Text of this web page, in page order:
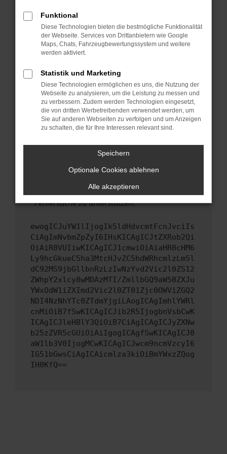
Fenster?
Starte dein Gerät neu.
Das kann manchmal helfen, vorübergehende
Probleme zu beheben.
Betriebssystem auf dem neuesten Stand
sind.
Veraltete Software birgt nicht nur ein
Sicherheitsrisiko, sondern kann auch dazu
führen, dass bestimmte Funktionen nicht mehr
unterstützt werden.
Wende dich an den Webseitenbetreiber.
Wenn du alle oben genannten Schritte versucht
hast, kontaktiere uns bitte. Wir werden
uns diesen Text schicken, um uns bei der
Fehlersuche zu unterstützen:
ewogICJuYW1lIjogIk5ldHdvcmtFcnJvciIs
CiAgImNvbmZpZyI6IHsKICAgICJtZXRob2Qi
OiAiR0VUIiwKICAgICJ1cmwiOiAiaHR0cHM6
Ly9hcGkueC5ha3MtcHJvZC5hdWRhcmlzLm5l
dC92MS9jbGllbnRzLzIwNzYvd2Vic2l0ZS12
ZWhpY2xlcy8wMDAzMTI/ZmllbGQ9aW50ZXJu
YWxOdW1iZXImd2Vic2l0ZT01Zjc0OWViZGQ2
NDI4NzNhYTc0ZTdmYjgiLAogICAgImhlYWRl
cnMiOiB7fSwKICAgICJib2R5IjogbnVsbCwK
ICAgICJleHBlY3QiOiB7CiAgICAgICJyZXNw
b25zZVR5cGUiOiAiIgogICAgfSwKICAgICJ0
aW1lb3V0IjogMCwKICAgICJwcm9ncmVzcyI6
IG51bGwsCiAgICAicmlza3kiOiBmYWxzZQog
IH0KfQ==
Funktional
Diese Technologien bieten die bestmögliche Funktionalität
der Webseite. Services von Drittanbietern wie Google
Maps, Chats, Fahrzeugbewertungssystem und weitere
werden aktiviert.
Statistik und Marketing
Diese Technologien ermöglichen es uns, die Nutzung der
Webseite zu analysieren, um die Leistung zu messen und
zu verbessern. Zudem werden Technologien eingesetzt,
die von dritten Werbetreibenden verwendet werden, um
Sie auf anderen Webseiten zu verfolgen und um Anzeigen
zu schalten, die für Ihre Interessen relevant sind.
Speichern
Optionale Cookies ablehnen
Alle akzeptieren